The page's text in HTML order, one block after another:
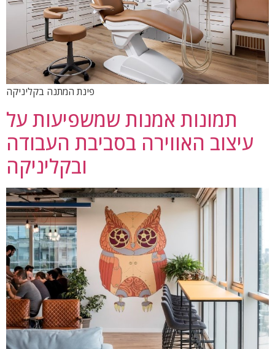
פינת המתנה בקליניקה
תמונות אמנות שמשפיעות על
עיצוב האווירה בסביבת העבודה
ובקליניקה